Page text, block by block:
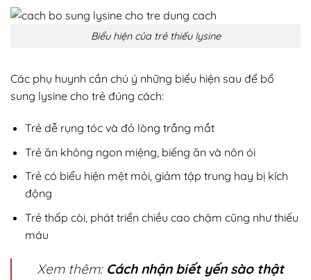
Biểu hiện của trẻ thiếu lysine
Các phụ huynh cần chú ý những biểu hiện sau để bổ
sung lysine cho trẻ đúng cách:
Trẻ dễ rụng tóc và đỏ lòng trắng mắt
Trẻ ăn không ngon miệng, biếng ăn và nôn ói
Trẻ có biểu hiện mệt mỏi, giảm tập trung hay bị kích
động
Trẻ thấp còi, phát triển chiều cao chậm cũng như thiếu
máu
Xem thêm: Cách nhận biết yến sào thật